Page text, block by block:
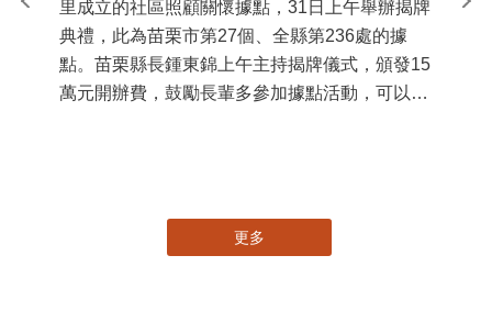
里成立的社區照顧關懷據點，31日上午舉辦揭牌
典禮，此為苗栗市第27個、全縣第236處的據
點。苗栗縣長鍾東錦上午主持揭牌儀式，頒發15
萬元開辦費，鼓勵長輩多參加據點活動，可以更
苗
更多